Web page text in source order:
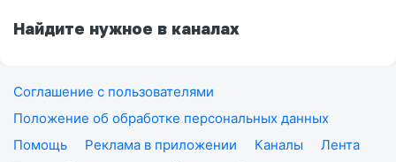
Найдите нужное в каналах
Соглашение с пользователями
Положение об обработке персональных данных
Помощь
Реклама в приложении Каналы
Лента